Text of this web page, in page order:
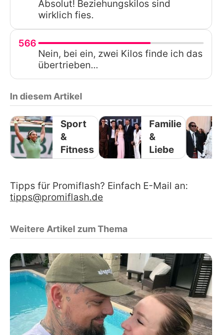
Absolut! Beziehungskilos sind
wirklich fies.
566
Nein, bei ein, zwei Kilos finde ich das
übertrieben...
In diesem Artikel
Sport
&
Fitness
Familie
&
Liebe
Tipps für Promiflash? Einfach E-Mail an:
tipps@promiflash.de
Weitere Artikel zum Thema